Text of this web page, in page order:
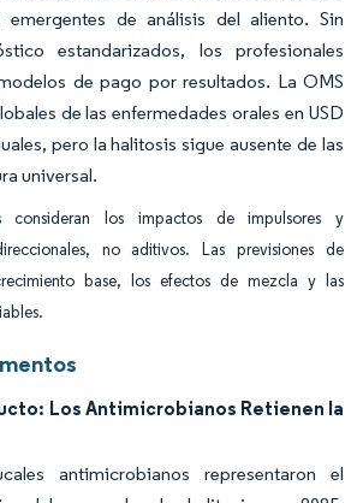
emergentes de análisis del aliento. Sin
estandarizados, los profesionales
de pago por resultados. La OMS
de las enfermedades orales en USD
pero la halitosis sigue ausente de las
universal.
consideran los impactos de impulsores y
no aditivos. Las previsiones de
base, los efectos de mezcla y las
Los Antimicrobianos Retienen la
antimicrobianos representaron el